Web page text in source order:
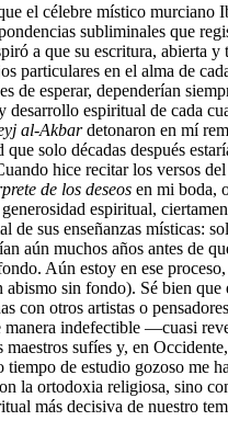
el célebre místico murciano
subliminales que
a que su escritura, abierta y
particulares en el alma de
de esperar, dependerían
desarrollo espiritual de cada
al-Akbardetonaron en mí
solo décadas después
hice recitar los versos del
de los deseos en mi boda,
espiritual,
de sus enseñanzas místicas:
aún muchos años antes de
Aún estoy en ese
abismo sin fondo). Sé bien que
con otros artistas o
manera indefectible ―cuasi
sufíes y, en
tiempo de estudio gozoso me
la ortodoxia religiosa, sino
más decisiva de nuestro